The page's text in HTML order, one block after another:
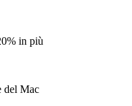
in più
del Mac